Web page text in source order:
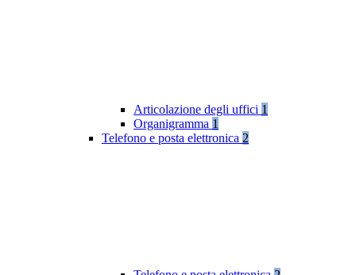
Articolazione degli uffici 1
Organigramma 1
Telefono e posta elettronica 2